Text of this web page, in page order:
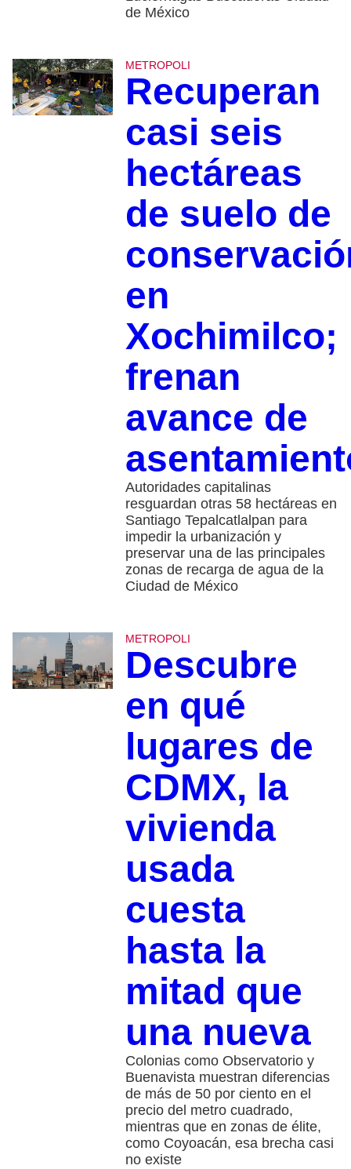
de México
METROPOLI
Recuperan
casi seis
hectáreas
de suelo de
en
Xochimilco;
frenan
avance de
Autoridades capitalinas
resguardan otras 58 hectáreas en
Santiago Tepalcatlalpan para
impedir la urbanización y
preservar una de las principales
zonas de recarga de agua de la
Ciudad de México
METROPOLI
Descubre
en qué
lugares de
CDMX, la
vivienda
usada
cuesta
hasta la
mitad que
una nueva
Colonias como Observatorio y
Buenavista muestran diferencias
de más de 50 por ciento en el
precio del metro cuadrado,
mientras que en zonas de élite,
como Coyoacán, esa brecha casi
no existe